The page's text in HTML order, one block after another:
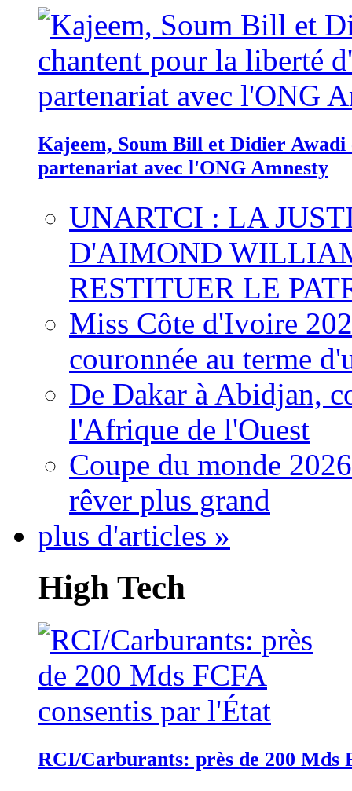
Kajeem, Soum Bill et Didier
partenariat avec l'ONG Amnesty
UNARTCI : LA
D'AIMOND
RESTITUER LE
Miss Côte d'Ivoire
couronnée au terme
De Dakar à Abidjan,
l'Afrique de l'Ouest
Coupe du monde
rêver plus grand
plus d'articles »
High Tech
RCI/Carburants: près de 200 Mds